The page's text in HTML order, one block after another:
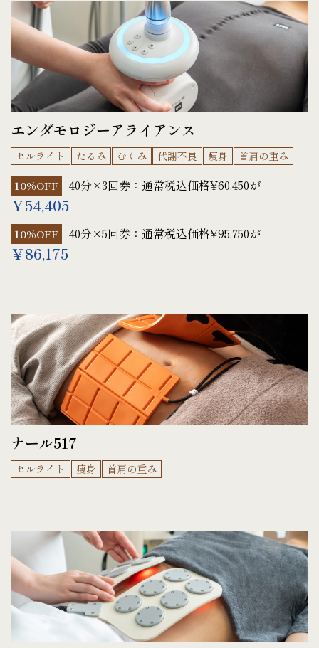
エンダモロジーアライアンス
セルライト たるみ むくみ 代謝不良 痩身 首肩の重み
10%OFF 40分×3回券：通常税込価格¥60,450が
￥54,405
10%OFF 40分×5回券：通常税込価格¥95,750が
￥86,175
ナール517
セルライト 痩身 首肩の重み